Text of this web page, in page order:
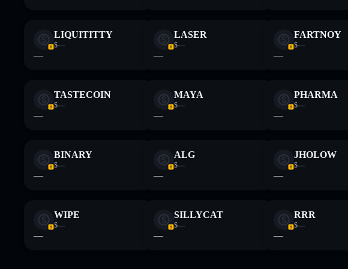
LIQUITITTY
$—
—
LASER
$—
—
FARTNOY
$—
—
TASTECOIN
$—
—
MAYA
$—
—
PHARMA
$—
—
BINARY
$—
—
ALG
$—
—
JHOLOW
$—
—
WIPE
$—
—
SILLYCAT
$—
—
RRR
$—
—